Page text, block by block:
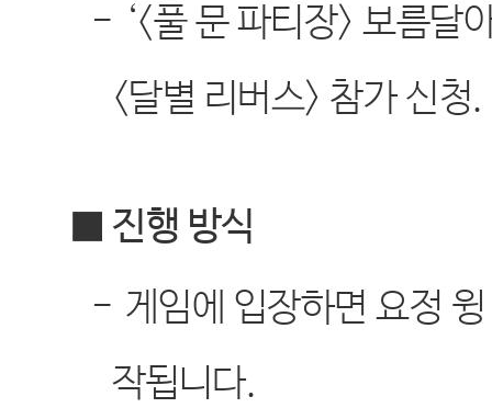
- ‘<풀 문 파티장>보름달
<달별 리버스> 참가 신청.
■ 진행 방식
- 게임에 입장하면 요정
작됩니다.